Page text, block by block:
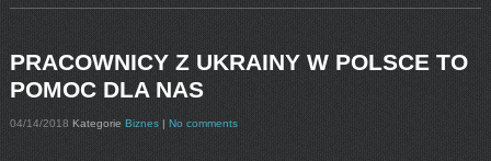
PRACOWNICY Z UKRAINY W POLSCE TO
POMOC DLA NAS
04/14/2018 Kategorie Biznes| No comments